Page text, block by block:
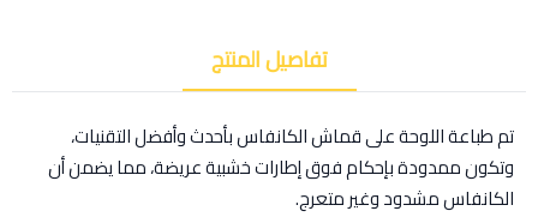
تفاصيل المنتج
تم طباعة اللوحة على قماش الكانفاس بأحدث وأفضل التقنيات،
وتكون ممدودة بإحكام فوق إطارات خشبية عريضة، مما يضمن أن
الكانفاس مشدود وغير متعرج.